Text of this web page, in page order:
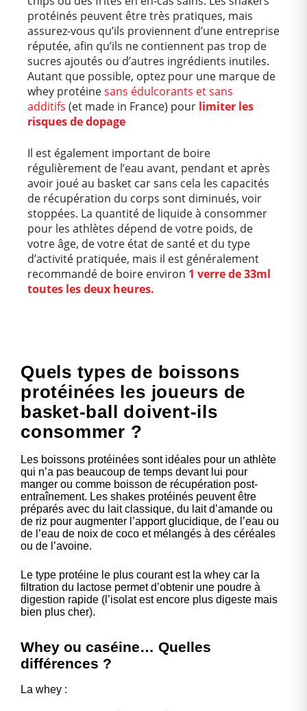
protéinés peuvent être très pratiques, mais
assurez-vous qu’ils proviennent d’une entreprise
réputée, afin qu’ils ne contiennent pas trop de
sucres ajoutés ou d’autres ingrédients inutiles.
Autant que possible, optez pour une marque de
whey protéinesans édulcorants et sans
additifs (et made in France) pour limiter les
risques de dopage
Il est également important de boire
régulièrement de l’eau avant, pendant et après
avoir joué au basket car sans cela les capacités
de récupération du corps sont diminués, voir
stoppées. La quantité de liquide à consommer
pour les athlètes dépend de votre poids, de
votre âge, de votre état de santé et du type
d’activité pratiquée, mais il est généralement
recommandé de boire environ 1 verre de 33ml
toutes les deux heures.
Quels types de boissons
protéinées les joueurs de
basket-ball doivent-ils
consommer ?
Les boissons protéinées sont idéales pour un athlète
qui n’a pas beaucoup de temps devant lui pour
manger ou comme boisson de récupération post-
entraînement. Les shakes protéinés peuvent être
préparés avec du lait classique, du lait d’amande ou
de riz pour augmenter l’apport glucidique, de l’eau ou
de l’eau de noix de coco et mélangés à des céréales
ou de l’avoine.
Le type protéine le plus courant est la whey car la
filtration du lactose permet d’obtenir une poudre à
digestion rapide (l’isolat est encore plus digeste mais
bien plus cher).
Whey ou caséine… Quelles
différences ?
La whey :